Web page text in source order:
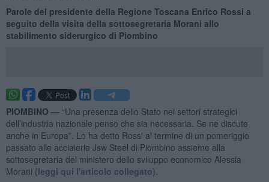
Parole del presidente della Regione Toscana Enrico Rossi a
seguito della visita della sottosegretaria Morani allo
stabilimento siderurgico di Piombino
PIOMBINO — “Una presenza dello Stato nei settori strategici
dell’industria nazionale penso che sia necessaria. Se ne discute
anche in Europa”. Lo ha detto Rossi al termine di un pomeriggio
passato alle acciaierie Jsw Steel di Piombino assieme alla
sottosegretaria del ministero dello sviluppo economico Alessia
Morani (leggi qui l'articolo collegato)